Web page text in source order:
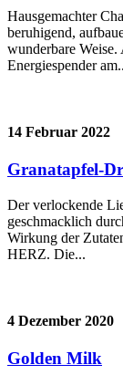
Hausgemachter
beruhigend,
wunderbare
Energiespender
14 Februar 2022
Granatapfel-
Der verlockende
geschmacklich
Wirkung der
HERZ. Die...
4 Dezember 2020
Golden Milk